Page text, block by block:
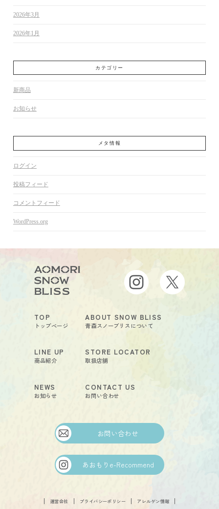
2026年3月
2026年1月
カテゴリー
新商品
お知らせ
メタ情報
ログイン
投稿フィード
コメントフィード
WordPress.org
TOP
トップページ
LINE UP
商品紹介
NEWS
お知らせ
ABOUT SNOW BLISS
青森スノーブリスについて
STORE LOCATOR
取扱店舗
CONTACT US
お問い合わせ
お問い合わせ
あおもりe-Recommend
運営会社 プライバシーポリシー アレルゲン情報